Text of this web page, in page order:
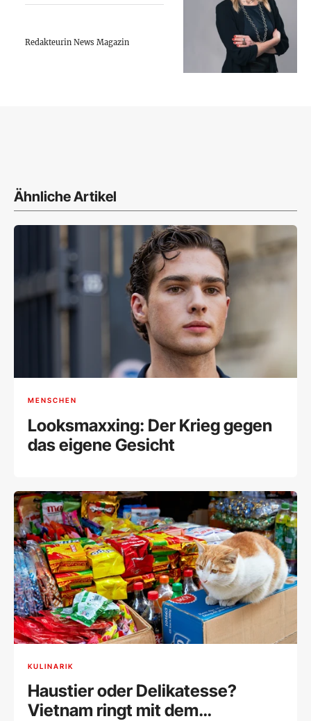
Redakteurin News Magazin
Ähnliche Artikel
MENSCHEN
Looksmaxxing: Der Krieg gegen
das eigene Gesicht
KULINARIK
Haustier oder Delikatesse?
Vietnam ringt mit dem